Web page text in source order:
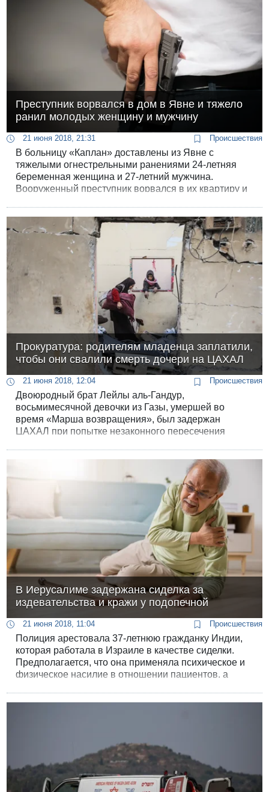
Преступник ворвался в дом в Явне и тяжело
ранил молодых женщину и мужчину
21 июня 2018, 21:31 Происшествия
В больницу «Каплан» доставлены из Явне с
тяжелыми огнестрельными ранениями 24-летняя
беременная женщина и 27-летний мужчина.
Вооруженный преступник ворвался в их квартиру и
Прокуратура: родителям младенца заплатили,
чтобы они свалили смерть дочери на ЦАХАЛ
21 июня 2018, 12:04 Происшествия
Двоюродный брат Лейлы аль-Гандур,
восьмимесячной девочки из Газы, умершей во
время «Марша возвращения», был задержан
ЦАХАЛ при попытке незаконного пересечения
В Иерусалиме задержана сиделка за
издевательства и кражи у подопечной
21 июня 2018, 11:04 Происшествия
Полиция арестовала 37-летнюю гражданку Индии,
которая работала в Израиле в качестве сиделки.
Предполагается, что она применяла психическое и
физическое насилие в отношении пациентов, а